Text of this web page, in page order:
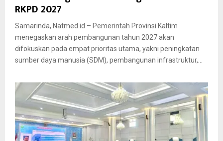
RKPD 2027
Samarinda, Natmed.id – Pemerintah Provinsi Kaltim
menegaskan arah pembangunan tahun 2027 akan
difokuskan pada empat prioritas utama, yakni peningkatan
sumber daya manusia (SDM), pembangunan infrastruktur,...